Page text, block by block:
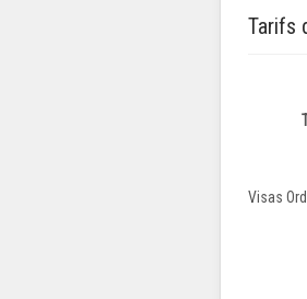
Tarifs
Visas